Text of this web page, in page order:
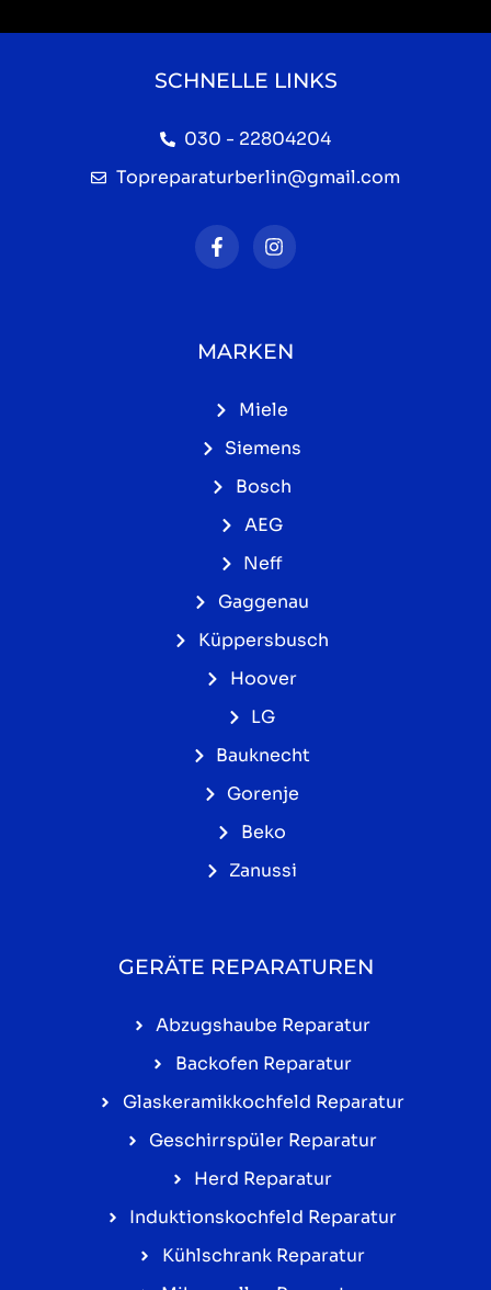
SCHNELLE LINKS
030 - 22804204
Topreparaturberlin@gmail.com
MARKEN
Miele
Siemens
Bosch
AEG
Neff
Gaggenau
Küppersbusch
Hoover
LG
Bauknecht
Gorenje
Beko
Zanussi
GERÄTE REPARATUREN
Abzugshaube Reparatur
Backofen Reparatur
Glaskeramikkochfeld Reparatur
Geschirrspüler Reparatur
Herd Reparatur
Induktionskochfeld Reparatur
Kühlschrank Reparatur